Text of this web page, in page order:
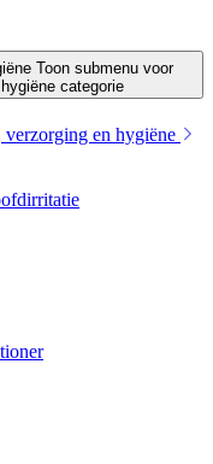
Toon submenu voor
categorie
en hygiëne